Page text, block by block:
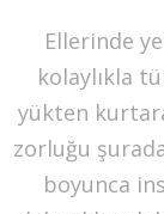
Ellerinde
kolaylıkla
yükten
zorluğu
boyunca